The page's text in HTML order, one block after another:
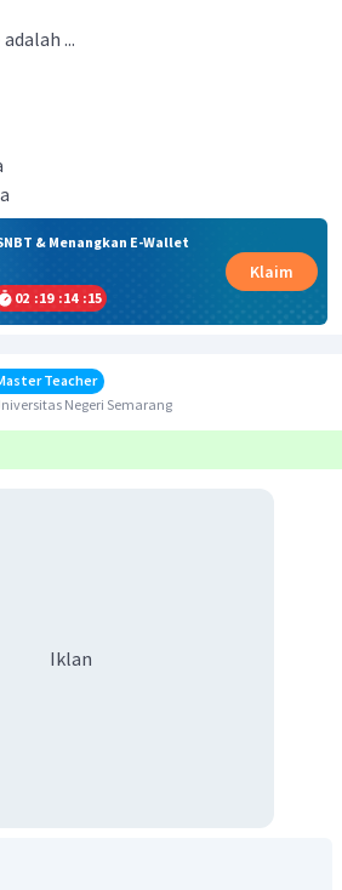
adalah ...
& Menangkan E-Wallet
02 :19 :14 :15
Klaim
Teacher
Negeri Semarang
Iklan